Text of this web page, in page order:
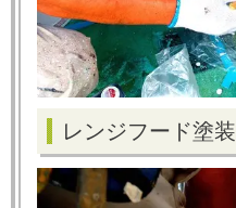
レンジフード塗装